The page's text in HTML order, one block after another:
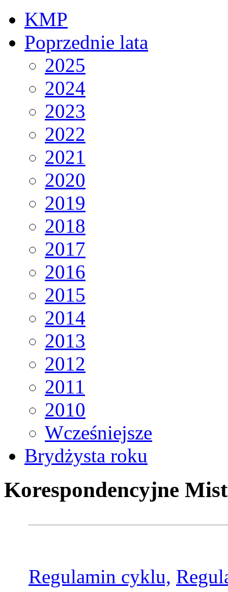
KMP
Poprzednie lata
2025
2024
2023
2022
2021
2020
2019
2018
2017
2016
2015
2014
2013
2012
2011
2010
Wcześniejsze
Brydżysta roku
Korespondencyjne
Regulamin cyklu,